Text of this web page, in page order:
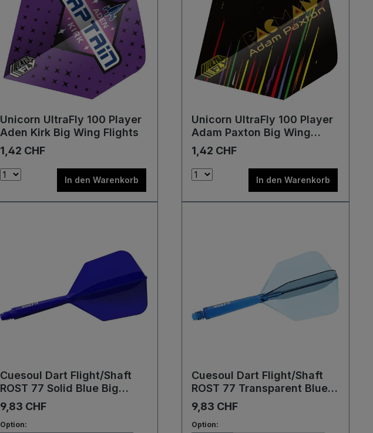
Unicorn UltraFly 100 Player
Aden Kirk Big Wing Flights
1,42 CHF
In den Warenkorb
Unicorn UltraFly 100 Player
Adam Paxton Big Wing
Flights
1,42 CHF
In den Warenkorb
Cuesoul Dart Flight/Shaft
ROST 77 Solid Blue Big
Wing Flights
9,83 CHF
Option:
Cuesoul Dart Flight/Shaft
ROST 77 Transparent Blue
Big Wing Flights
9,83 CHF
Option: